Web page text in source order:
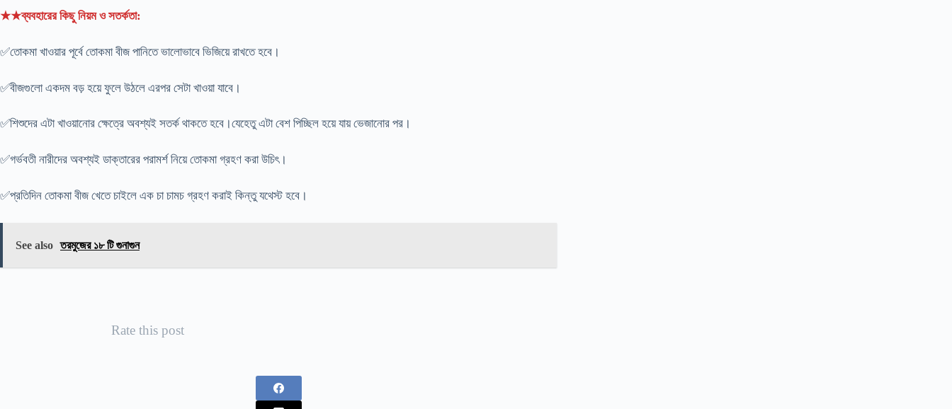
★★ব্যবহারের কিছু নিয়ম ও সতর্কতা:
✅তোকমা খাওয়ার পূর্বে তোকমা বীজ পানিতে ভালোভাবে ভিজিয়ে রাখতে হবে।
✅বীজগুলো একদম বড় হয়ে ফুলে উঠলে এরপর সেটা খাওয়া যাবে।
✅শিশুদের এটা খাওয়ানোর ক্ষেত্রে অবশ্যই সতর্ক থাকতে হবে।যেহেতু এটা বেশ পিচ্ছিল হয়ে যায় ভেজানোর পর।
✅গর্ভবতী নারীদের অবশ্যই ডাক্তারের পরামর্শ নিয়ে তোকমা গ্রহণ করা উচিৎ।
✅প্রতিদিন তোকমা বীজ খেতে চাইলে এক চা চামচ গ্রহণ করাই কিন্তু যথেস্ট হবে।
See also তরমুজের ১৮ টি গুনাগুন
Rate this post